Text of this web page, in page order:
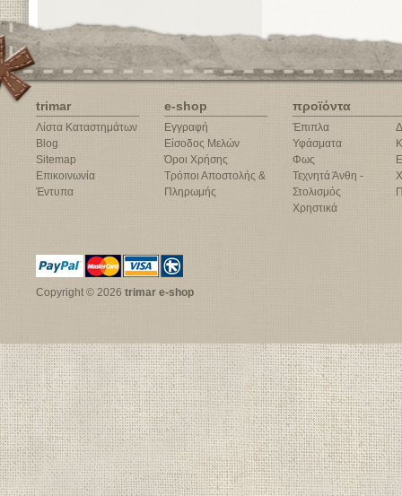
trimar
Λίστα Καταστημάτων
Blog
Sitemap
Επικοινωνία
Έντυπα
e-shop
Εγγραφή
Είσοδος Μελών
Όροι Χρήσης
Τρόποι Αποστολής &
Πληρωμής
προϊόντα
Έπιπλα
Υφάσματα
Φως
Τεχνητά Άνθη -
Στολισμός
Χρηστικά
Copyright © 2026 trimar e-shop